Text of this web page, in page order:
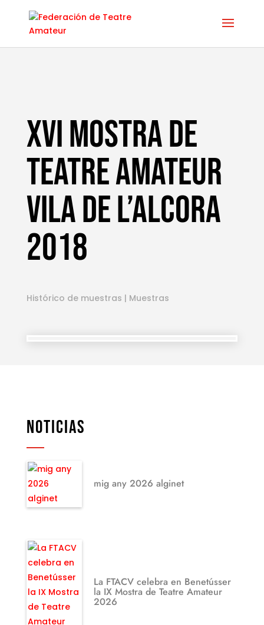
XVI Mostra de
Teatre Amateur
Vila de l’Alcora
2018
Histórico de muestras | Muestras
NOTICIAS
mig any 2026 alginet
La FTACV celebra en Benetússer
la IX Mostra de Teatre Amateur
2026